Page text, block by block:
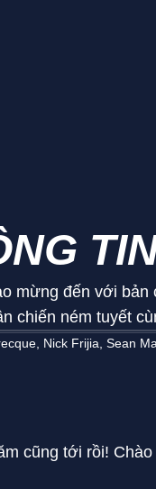
mừng đến với
chiến ném tuyết
Nick Frijia, Sean
cũng tới rồi!